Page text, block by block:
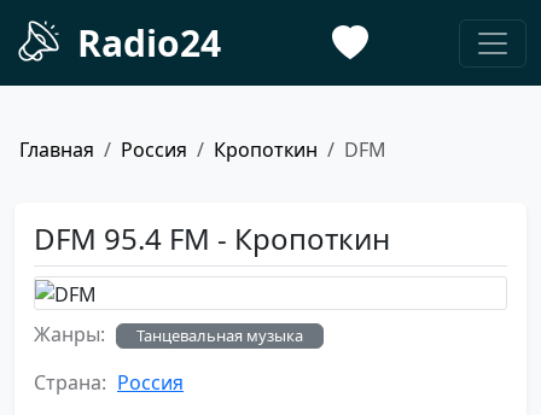
Radio24
Главная Россия Кропоткин DFM
DFM 95.4 FM - Кропоткин
Жанры: Танцевальная музыка
Страна: Россия